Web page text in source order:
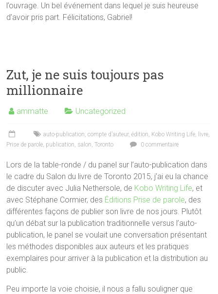
l’ouvrage. Un bel événement dans lequel je suis heureuse
d’avoir pris part. Félicitations, Gabriel!
Zut, je ne suis toujours pas
millionnaire
ammatte Uncategorized
auto-publication,compte d'auteur,édition, Kobo Writing Life, livre,
Prise de parole, publication, salon,Toronto 0 commentaire
Lors de la table-ronde / du panel sur l’auto-publication dans
le cadre du Salon du livre de Toronto 2015, j’ai eu la chance
de discuter avec Julia Nethersole, de Kobo Writing Life, et
avec Stéphane Cormier, des Éditions Prise de parole, des
différentes façons de publier son livre de nos jours. Plutôt
qu’un débat sur la publication traditionnelle versus l’auto-
publication, le panel se voulait une conversation présentant
les méthodes disponibles aux auteurs et les pratiques
exemplaires pour arriver à la publication et la distribution au
public.
Peu importe la voie choisie, il nous a fallu souligner que